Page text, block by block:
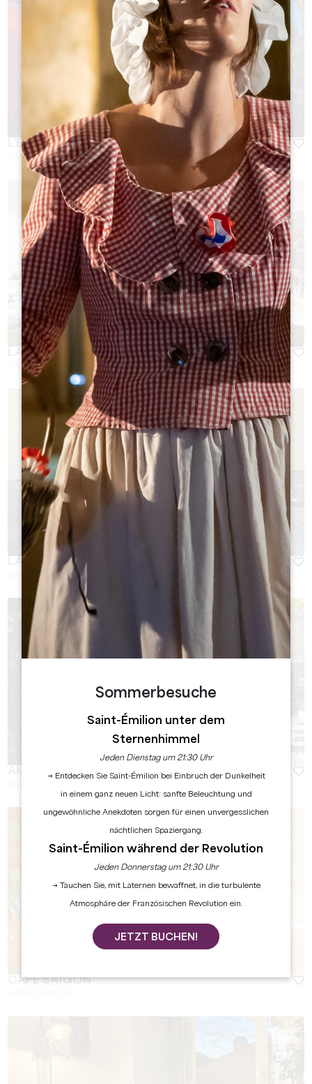
L'ENVERS DU DÉCOR
SAINT-EMILION
LA TABLE DE PAVIE **
SAINT-EMILION
LARD & BOUCHON
SAINT-EMILION
AMELIA CANTA
CAFÉ SAÏGON
Sommerbesuche
Saint-Émilion unter dem
Sternenhimmel
Jeden Dienstag um 21:30 Uhr
→ Entdecken Sie Saint-Émilion bei Einbruch der Dunkelheit
in einem ganz neuen Licht: sanfte Beleuchtung und
ungewöhnliche Anekdoten sorgen für einen unvergesslichen
nächtlichen Spaziergang.
Saint-Émilion während der Revolution
Jeden Donnerstag um 21:30 Uhr
→ Tauchen Sie, mit Laternen bewaffnet, in die turbulente
Atmosphäre der Französischen Revolution ein.
JETZT BUCHEN!